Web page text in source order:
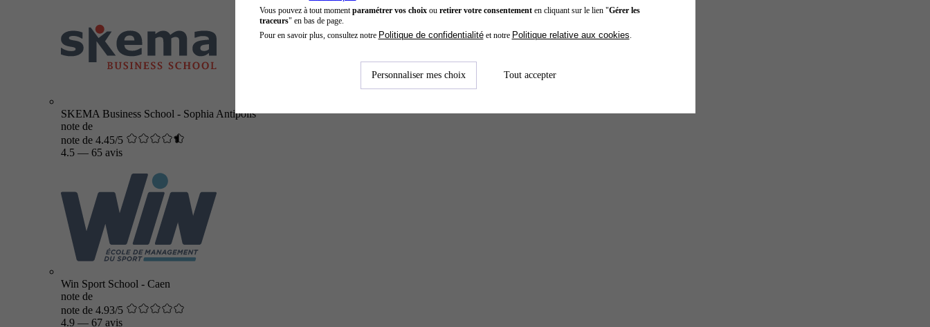
SKEMA Business School - Sophia Antipolis
note de
note de 4.45/5
4.5 — 65 avis
Win Sport School - Caen
note de
note de 4.93/5
4.9 — 67 avis
Vous pouvez à tout moment paramétrer vos choixou retirer votre consentementen cliquant sur le lien "Gérer les
traceurs" en bas de page.
Pour en savoir plus, consultez notre Politique de confidentialitéet notre Politique relative aux cookies
Personnaliser mes choix Tout accepter